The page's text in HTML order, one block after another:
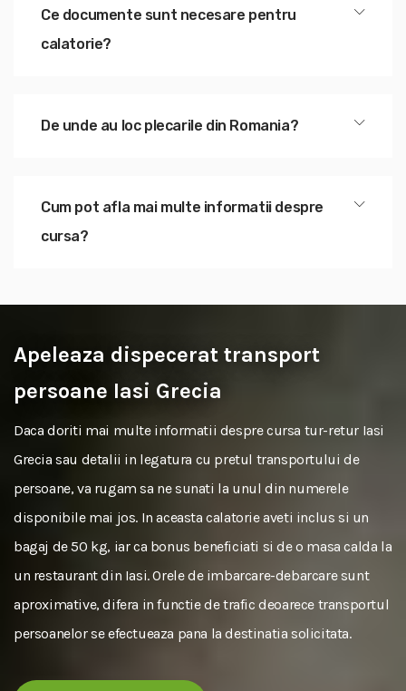
Ce documente sunt necesare pentru
calatorie?
De unde au loc plecarile din Romania?
Cum pot afla mai multe informatii despre
cursa?
Apeleaza dispecerat transport
persoane Iasi Grecia
Daca doriti mai multe informatii despre cursa tur-retur Iasi
Grecia sau detalii in legatura cu pretul transportului de
persoane, va rugam sa ne sunati la unul din numerele
disponibile mai jos. In aceasta calatorie aveti inclus si un
bagaj de 50 kg, iar ca bonus beneficiati si de o masa calda la
un restaurant din Iasi. Orele de imbarcare-debarcare sunt
aproximative, difera in functie de trafic deoarece transportul
persoanelor se efectueaza pana la destinatia solicitata.